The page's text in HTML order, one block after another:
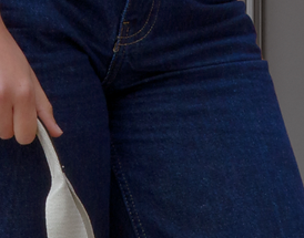
Para cualquier duda
nosotros en la
​En caso de
los gastos de
BOLSOS S.L Para
los gastos de
comprador/cliente.
Las devoluciones
península.